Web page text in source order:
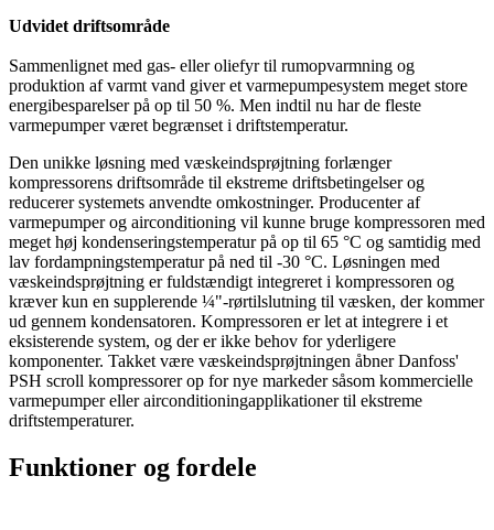
Udvidet driftsområde
Sammenlignet med gas- eller oliefyr til rumopvarmning og
produktion af varmt vand giver et varmepumpesystem meget store
energibesparelser på op til 50 %. Men indtil nu har de fleste
varmepumper været begrænset i driftstemperatur.
Den unikke løsning med væskeindsprøjtning forlænger
kompressorens driftsområde til ekstreme driftsbetingelser og
reducerer systemets anvendte omkostninger. Producenter af
varmepumper og airconditioning vil kunne bruge kompressoren med
meget høj kondenseringstemperatur på op til 65 °C og samtidig med
lav fordampningstemperatur på ned til -30 °C. Løsningen med
væskeindsprøjtning er fuldstændigt integreret i kompressoren og
kræver kun en supplerende ¼"-rørtilslutning til væsken, der kommer
ud gennem kondensatoren. Kompressoren er let at integrere i et
eksisterende system, og der er ikke behov for yderligere
komponenter. Takket være væskeindsprøjtningen åbner Danfoss'
PSH scroll kompressorer op for nye markeder såsom kommercielle
varmepumper eller airconditioningapplikationer til ekstreme
driftstemperaturer.
Funktioner og fordele